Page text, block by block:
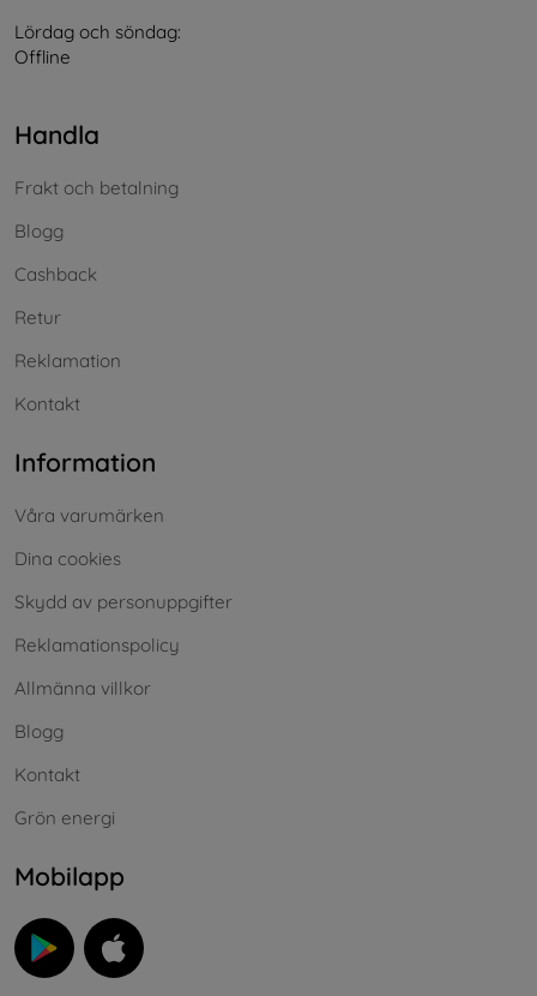
Lördag och söndag:
Offline
Handla
Frakt och betalning
Blogg
Cashback
Retur
Reklamation
Kontakt
Information
Våra varumärken
Dina cookies
Skydd av personuppgifter
Reklamationspolicy
Allmänna villkor
Blogg
Kontakt
Grön energi
Mobilapp